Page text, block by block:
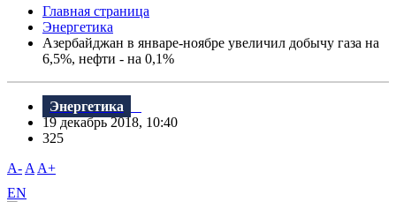
Главная страница
Энергетика
Азербайджан в январе-ноябре увеличил добычу газа на
6,5%, нефти - на 0,1%
Энергетика
19 декабрь 2018, 10:40
325
A- A A+
EN